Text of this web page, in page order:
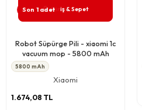
Son 1 adetGiriş & Sepet
Robot Süpürge Pili - xiaomi 1c
vacuum mop - 5800 mAh
5800 mAh
Xiaomi
1.674,08 TL